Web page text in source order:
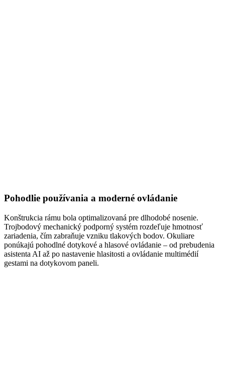
Pohodlie používania a moderné ovládanie
Konštrukcia rámu bola optimalizovaná pre dlhodobé nosenie.
Trojbodový mechanický podporný systém rozdeľuje hmotnosť
zariadenia, čím zabraňuje vzniku tlakových bodov. Okuliare
ponúkajú pohodlné dotykové a hlasové ovládanie – od prebudenia
asistenta AI až po nastavenie hlasitosti a ovládanie multimédií
gestami na dotykovom paneli.